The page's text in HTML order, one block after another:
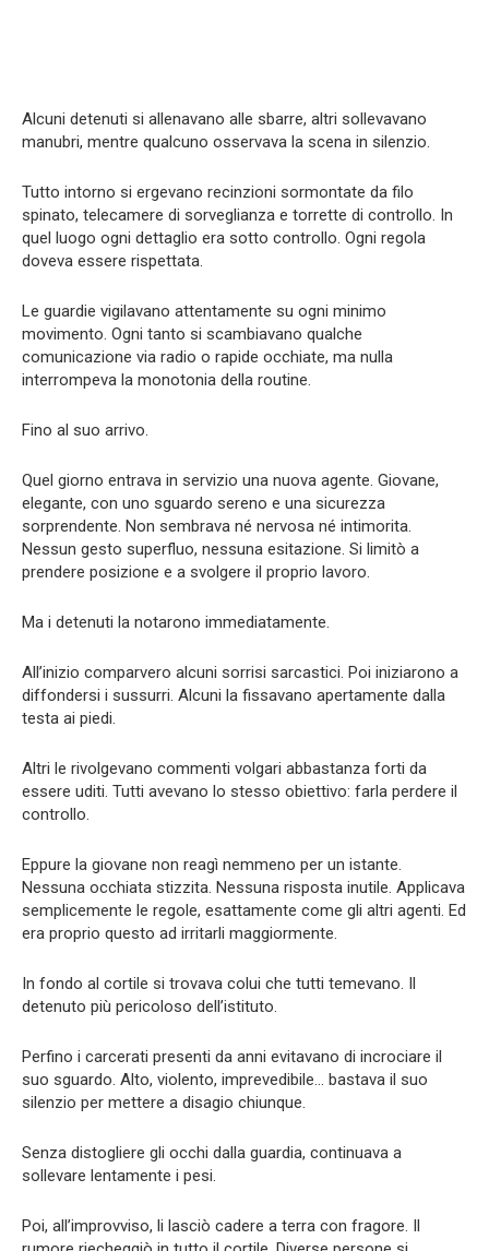
Alcuni detenuti si allenavano alle sbarre, altri sollevavano
manubri, mentre qualcuno osservava la scena in silenzio.
Tutto intorno si ergevano recinzioni sormontate da filo
spinato, telecamere di sorveglianza e torrette di controllo. In
quel luogo ogni dettaglio era sotto controllo. Ogni regola
doveva essere rispettata.
Le guardie vigilavano attentamente su ogni minimo
movimento. Ogni tanto si scambiavano qualche
comunicazione via radio o rapide occhiate, ma nulla
interrompeva la monotonia della routine.
Fino al suo arrivo.
Quel giorno entrava in servizio una nuova agente. Giovane,
elegante, con uno sguardo sereno e una sicurezza
sorprendente. Non sembrava né nervosa né intimorita.
Nessun gesto superfluo, nessuna esitazione. Si limitò a
prendere posizione e a svolgere il proprio lavoro.
Ma i detenuti la notarono immediatamente.
All’inizio comparvero alcuni sorrisi sarcastici. Poi iniziarono a
diffondersi i sussurri. Alcuni la fissavano apertamente dalla
testa ai piedi.
Altri le rivolgevano commenti volgari abbastanza forti da
essere uditi. Tutti avevano lo stesso obiettivo: farla perdere il
controllo.
Eppure la giovane non reagì nemmeno per un istante.
Nessuna occhiata stizzita. Nessuna risposta inutile. Applicava
semplicemente le regole, esattamente come gli altri agenti. Ed
era proprio questo ad irritarli maggiormente.
In fondo al cortile si trovava colui che tutti temevano. Il
detenuto più pericoloso dell’istituto.
Perfino i carcerati presenti da anni evitavano di incrociare il
suo sguardo. Alto, violento, imprevedibile… bastava il suo
silenzio per mettere a disagio chiunque.
Senza distogliere gli occhi dalla guardia, continuava a
sollevare lentamente i pesi.
Poi, all’improvviso, li lasciò cadere a terra con fragore. Il